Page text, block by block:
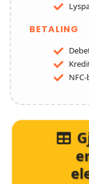
BETALING